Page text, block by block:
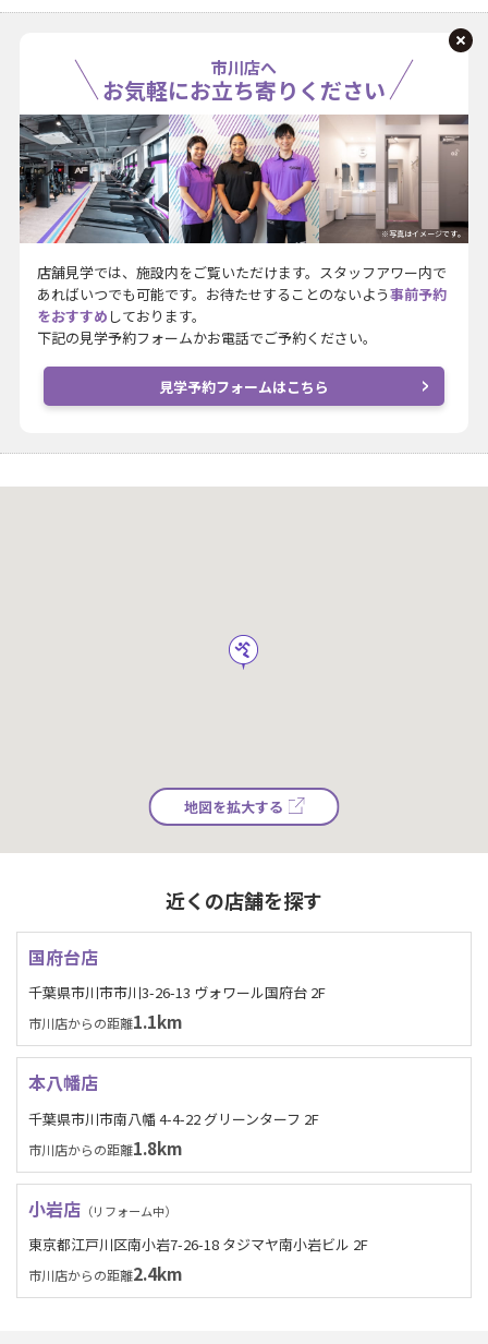
市川店へ
お気軽にお立ち寄りください
※写真はイメージです。
店舗見学では、施設内をご覧いただけます。スタッフアワー内で
あればいつでも可能です。お待たせすることのないよう事前予約
をおすすめ しております。
下記の見学予約フォームかお電話でご予約ください。
見学予約フォームはこちら
地図を拡大する
近くの店舗を探す
国府台店
千葉県市川市市川3-26-13 ヴォワール国府台 2F
市川店からの距離1.1km
本八幡店
千葉県市川市南八幡 4-4-22 グリーンターフ 2F
市川店からの距離1.8km
小岩店 （リフォーム中）
東京都江戸川区南小岩7-26-18 タジマヤ南小岩ビル 2F
市川店からの距離2.4km